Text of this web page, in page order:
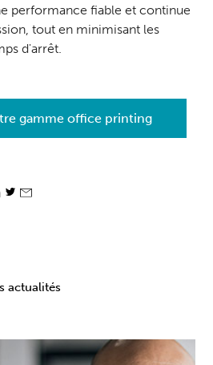
actualités
performance fiable et continue
tout en minimisant les
d'arrêt.
gamme office printing